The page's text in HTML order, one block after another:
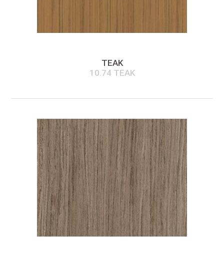
TEAK
10.74 TEAK